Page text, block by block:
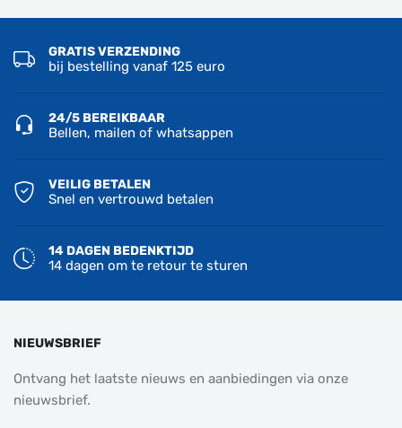
GRATIS VERZENDING
bij bestelling vanaf 125 euro
24/5 BEREIKBAAR
Bellen, mailen of whatsappen
VEILIG BETALEN
Snel en vertrouwd betalen
14 DAGEN BEDENKTIJD
14 dagen om te retour te sturen
NIEUWSBRIEF
Ontvang het laatste nieuws en aanbiedingen via onze
nieuwsbrief.